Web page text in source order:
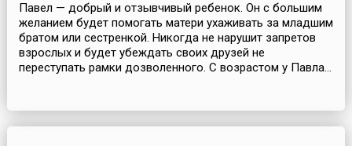
Павел — добрый и отзывчивый ребенок. Он с большим
желанием будет помогать матери ухаживать за младшим
братом или сестренкой. Никогда не нарушит запретов
взрослых и будет убеждать своих друзей не
переступать рамки дозволенного. С возрастом у Павла...